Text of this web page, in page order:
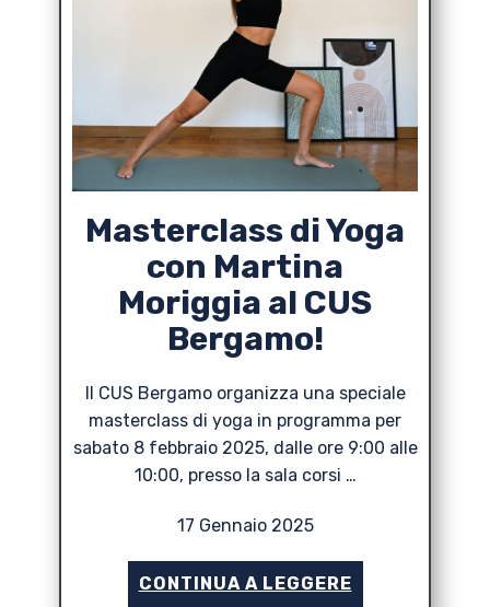
Masterclass di Yoga
con Martina
Moriggia al CUS
Bergamo!
Il CUS Bergamo organizza una speciale
masterclass di yoga in programma per
sabato 8 febbraio 2025, dalle ore 9:00 alle
10:00, presso la sala corsi …
17 Gennaio 2025
CONTINUA A LEGGERE